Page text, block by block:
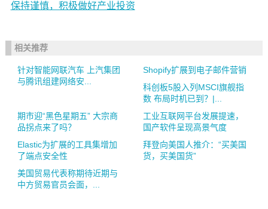
保持谨慎，积极做好产业投资
相关推荐
针对智能网联汽车 上汽集团
与腾讯组建网络安...
Shopify扩展到电子邮件营销
科创板5股入列MSCI旗舰指
数 布局时机已到？|...
期市迎“黑色星期五” 大宗商
品拐点来了吗？
工业互联网平台发展提速，
国产软件呈现高景气度
Elastic为扩展的工具集增加
了端点安全性
拜登向美国人推介：“买美国
货，买美国货”
美国贸易代表称期待近期与
中方贸易官员会面，...